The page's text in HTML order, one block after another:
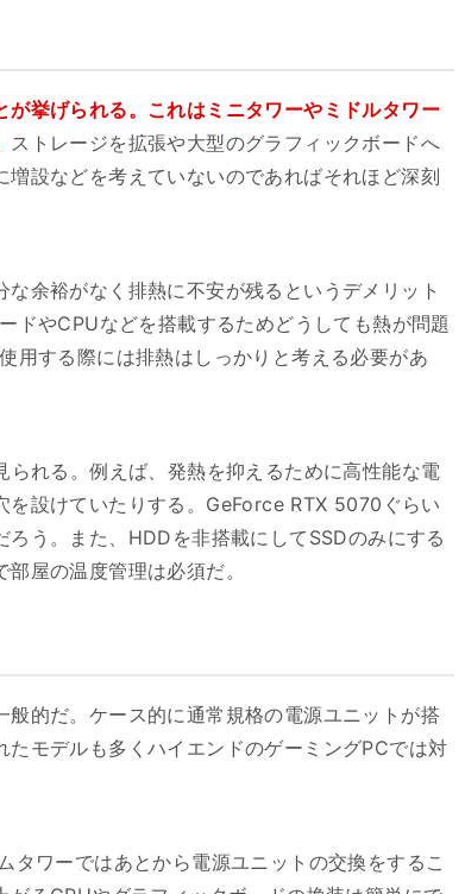
挙げられる。これはミニタワーやミドルタワー
ストレージを拡張や大型のグラフィックボードへ
設などを考えていないのであればそれほど深刻
余裕がなく排熱に不安が残るというデメリット
ドやCPUなどを搭載するためどうしても熱が問題
用する際には排熱はしっかりと考える必要があ
れる。例えば、発熱を抑えるために高性能な電
設けていたりする。GeForce RTX 5070ぐらい
う。また、HDDを非搭載にしてSSDのみにする
屋の温度管理は必須だ。
的だ。ケース的に通常規格の電源ユニットが搭
モデルも多くハイエンドのゲーミングPCでは対
ワーではあとから電源ユニットの交換をするこ